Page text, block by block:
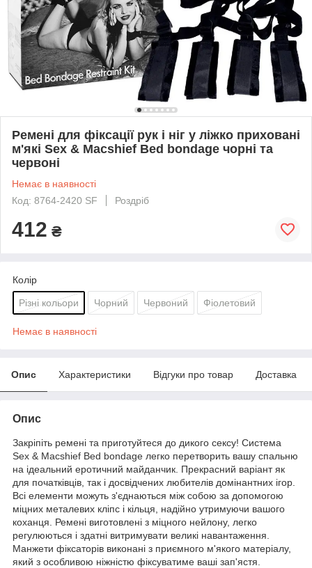
Ремені для фіксації рук і ніг у ліжко приховані
м'які Sex & Macshief Bed bondage чорні та
червоні
Немає в наявності
Код: 8764-2420 SF
Роздріб
412 ₴
Колір
Різні кольори Чорний Червоний Фіолетовий
Немає в наявності
Опис Характеристики Відгуки про товар Доставка
Опис
Закріпіть ремені та приготуйтеся до дикого сексу! Система
Sex & Macshief Bed bondage легко перетворить вашу спальню
на ідеальний еротичний майданчик. Прекрасний варіант як
для початківців, так і досвідчених любителів домінантних ігор.
Всі елементи можуть з'єднаються між собою за допомогою
міцних металевих кліпс і кільця, надійно утримуючи вашого
коханця. Ремені виготовлені з міцного нейлону, легко
регулюються і здатні витримувати великі навантаження.
Манжети фіксаторів виконані з приємного м'якого матеріалу,
який з особливою ніжністю фіксуватиме ваші зап'ястя.